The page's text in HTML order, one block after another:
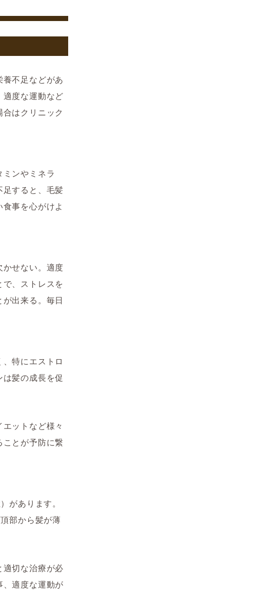
不足などがあ
度な運動など
はクリニック
ンやミネラ
すると、毛髪
事を心がけよ
せない。適度
、ストレスを
出来る。毎日
特にエストロ
髪の成長を促
ットなど様々
とが予防に繋
があります。
部から髪が薄
切な治療が必
適度な運動が